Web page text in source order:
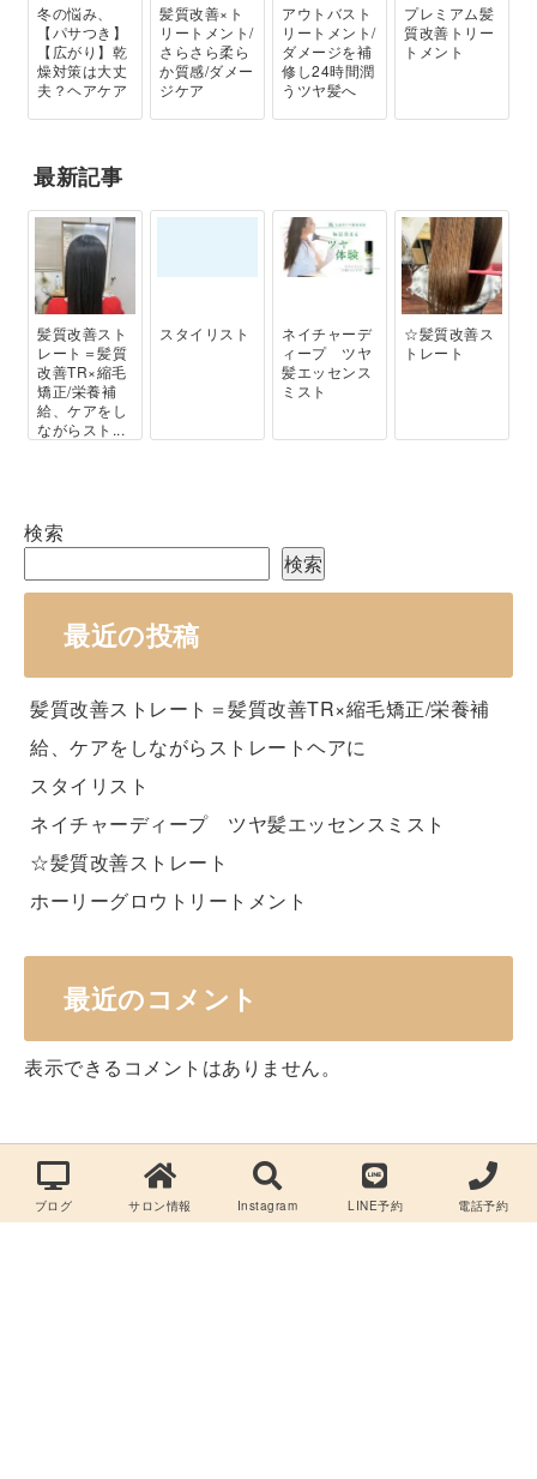
冬の悩み、
【パサつき】
【広がり】乾
燥対策は大丈
夫？ヘアケア
髪質改善×ト
リートメント/
さらさら柔ら
か質感/ダメー
ジケア
アウトバスト
リートメント/
ダメージを補
修し24時間潤
うツヤ髪へ
プレミアム髪
質改善トリー
トメント
最新記事
髪質改善スト
レート＝髪質
改善TR×縮毛
矯正/栄養補
給、ケアをし
ながらスト...
スタイリスト
ネイチャーデ
ィープ ツヤ
髪エッセンス
ミスト
☆髪質改善ス
トレート
検索
検索
最近の投稿
髪質改善ストレート＝髪質改善TR×縮毛矯正/栄養補
給、ケアをしながらストレートヘアに
スタイリスト
ネイチャーディープ ツヤ髪エッセンスミスト
☆髪質改善ストレート
ホーリーグロウトリートメント
最近のコメント
表示できるコメントはありません。
ブログ サロン情報 Instagram LINE予約 電話予約